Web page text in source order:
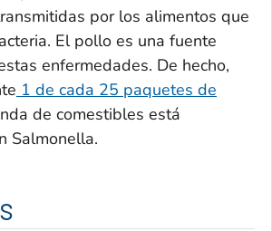
por los alimentos que
El pollo es una fuente
enfermedades. De hecho,
1 de cada 25 paquetes de
de comestibles está
Salmonella.